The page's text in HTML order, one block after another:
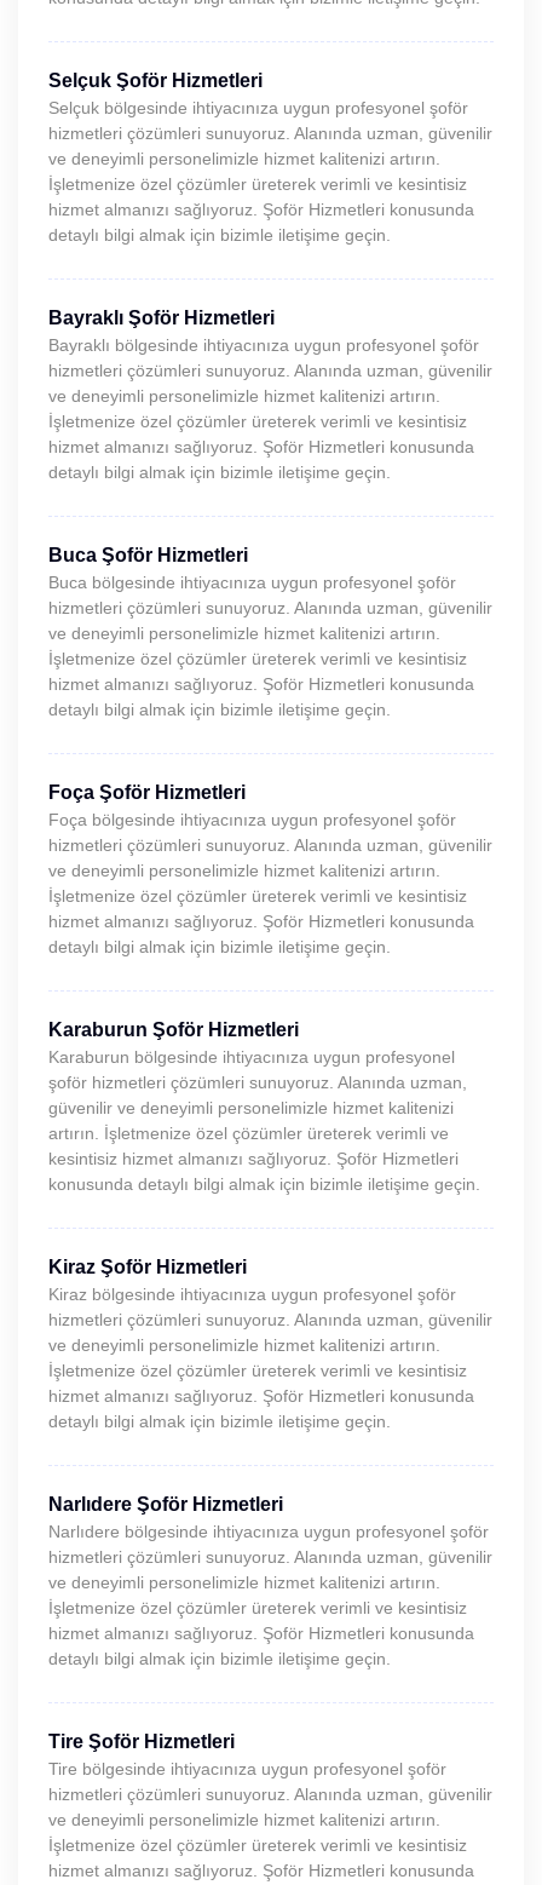
Selçuk Şoför Hizmetleri
Selçuk bölgesinde ihtiyacınıza uygun profesyonel şoför
hizmetleri çözümleri sunuyoruz. Alanında uzman, güvenilir
ve deneyimli personelimizle hizmet kalitenizi artırın.
İşletmenize özel çözümler üreterek verimli ve kesintisiz
hizmet almanızı sağlıyoruz. Şoför Hizmetleri konusunda
detaylı bilgi almak için bizimle iletişime geçin.
Bayraklı Şoför Hizmetleri
Bayraklı bölgesinde ihtiyacınıza uygun profesyonel şoför
hizmetleri çözümleri sunuyoruz. Alanında uzman, güvenilir
ve deneyimli personelimizle hizmet kalitenizi artırın.
İşletmenize özel çözümler üreterek verimli ve kesintisiz
hizmet almanızı sağlıyoruz. Şoför Hizmetleri konusunda
detaylı bilgi almak için bizimle iletişime geçin.
Buca Şoför Hizmetleri
Buca bölgesinde ihtiyacınıza uygun profesyonel şoför
hizmetleri çözümleri sunuyoruz. Alanında uzman, güvenilir
ve deneyimli personelimizle hizmet kalitenizi artırın.
İşletmenize özel çözümler üreterek verimli ve kesintisiz
hizmet almanızı sağlıyoruz. Şoför Hizmetleri konusunda
detaylı bilgi almak için bizimle iletişime geçin.
Foça Şoför Hizmetleri
Foça bölgesinde ihtiyacınıza uygun profesyonel şoför
hizmetleri çözümleri sunuyoruz. Alanında uzman, güvenilir
ve deneyimli personelimizle hizmet kalitenizi artırın.
İşletmenize özel çözümler üreterek verimli ve kesintisiz
hizmet almanızı sağlıyoruz. Şoför Hizmetleri konusunda
detaylı bilgi almak için bizimle iletişime geçin.
Karaburun Şoför Hizmetleri
Karaburun bölgesinde ihtiyacınıza uygun profesyonel
şoför hizmetleri çözümleri sunuyoruz. Alanında uzman,
güvenilir ve deneyimli personelimizle hizmet kalitenizi
artırın. İşletmenize özel çözümler üreterek verimli ve
kesintisiz hizmet almanızı sağlıyoruz. Şoför Hizmetleri
konusunda detaylı bilgi almak için bizimle iletişime geçin.
Kiraz Şoför Hizmetleri
Kiraz bölgesinde ihtiyacınıza uygun profesyonel şoför
hizmetleri çözümleri sunuyoruz. Alanında uzman, güvenilir
ve deneyimli personelimizle hizmet kalitenizi artırın.
İşletmenize özel çözümler üreterek verimli ve kesintisiz
hizmet almanızı sağlıyoruz. Şoför Hizmetleri konusunda
detaylı bilgi almak için bizimle iletişime geçin.
Narlıdere Şoför Hizmetleri
Narlıdere bölgesinde ihtiyacınıza uygun profesyonel şoför
hizmetleri çözümleri sunuyoruz. Alanında uzman, güvenilir
ve deneyimli personelimizle hizmet kalitenizi artırın.
İşletmenize özel çözümler üreterek verimli ve kesintisiz
hizmet almanızı sağlıyoruz. Şoför Hizmetleri konusunda
detaylı bilgi almak için bizimle iletişime geçin.
Tire Şoför Hizmetleri
Tire bölgesinde ihtiyacınıza uygun profesyonel şoför
hizmetleri çözümleri sunuyoruz. Alanında uzman, güvenilir
ve deneyimli personelimizle hizmet kalitenizi artırın.
İşletmenize özel çözümler üreterek verimli ve kesintisiz
hizmet almanızı sağlıyoruz. Şoför Hizmetleri konusunda